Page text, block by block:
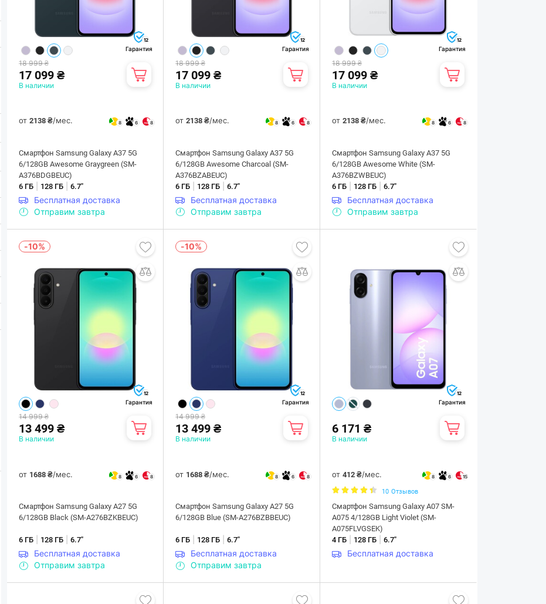
12
Гарантия
18 999 ₴
17 099 ₴
В наличии
от 2138 ₴/мес. 8 6 8
Смартфон Samsung Galaxy A37 5G
6/128GB Awesome Graygreen (SM-
A376BDGBEUC)
6 ГБ
128 ГБ 6.7"
Бесплатная доставка
Отправим завтра
12
Гарантия
18 999 ₴
17 099 ₴
В наличии
от2138 ₴/мес. 8 6 8
Смартфон Samsung Galaxy A37 5G
6/128GB Awesome Charcoal (SM-
A376BZABEUC)
6 ГБ
128 ГБ |6.7"
Бесплатная доставка
Отправим завтра
12
Гарантия
18 999 ₴
17 099 ₴
В наличии
от2138 ₴/мес. 8 6 8
Смартфон Samsung Galaxy A37 5G
6/128GB Awesome White (SM-
A376BZWBEUC)
6 ГБ
128 ГБ |6.7"
Бесплатная доставка
Отправим завтра
-10%
12
Гарантия
14 999 ₴
13 499 ₴
В наличии
от 1688 ₴/мес. 8 6 8
Смартфон Samsung Galaxy A27 5G
6/128GB Black (SM-A276BZKBEUC)
6 ГБ 128 ГБ 6.7"
Бесплатная доставка
Отправим завтра
-10%
12
Гарантия
14 999 ₴
13 499 ₴
В наличии
от 1688 ₴/мес. 8 6 8
Смартфон Samsung Galaxy A27 5G
6/128GB Blue (SM-A276BZBBEUC)
6 ГБ 128 ГБ |6.7"
Бесплатная доставка
Отправим завтра
12
Гарантия
6 171 ₴
В наличии
от412 ₴/мес. 8 6 15
10 Отзывов
Смартфон Samsung Galaxy A07 SM-
A075 4/128GB Light Violet (SM-
A075FLVGSEK)
4 ГБ
128 ГБ |6.7"
Бесплатная доставка